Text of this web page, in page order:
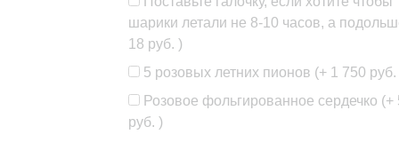
шарики летали не 8-10 часов, а
18 руб. )
5 розовых летних пионов (+ 1 750 руб.
Розовое фольгированное сердечко (+
руб. )